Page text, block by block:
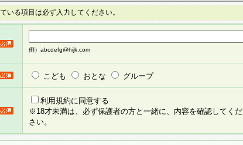
または修正することができるものとします。改定後の本規約等
サイトに掲示したときに、その 他の諸規定については、会員に対
たは本サイトに掲示したときのいずれか早い時期をもってその効
情報は、すべて会員登録希望者の自由な意思で提 供いただいたも
って、会員登録希望者が自らの個人情報の提供を希望されない場
情報をお預かりいたしません が、提供されないことによって、当
等をご利用いただけない場合がありますことを予めご了承くださ
いる項目は必ず入力してください。
例）abcdefg@hijk.com
こども おとな グループ
利用規約に同意する
※18才未満は、必ず保護者の方と一緒に、内容を確認してくだ
さい。